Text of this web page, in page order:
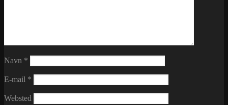
Navn *
E-mail *
Websted